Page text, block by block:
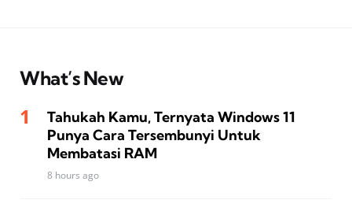
What’s New
Tahukah Kamu, Ternyata Windows 11
Punya Cara Tersembunyi Untuk
Membatasi RAM
8 hours ago